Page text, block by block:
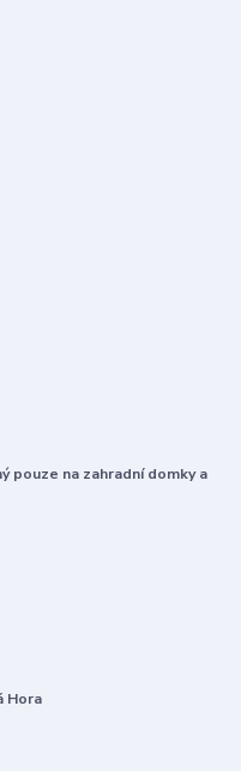
pouze na zahradní domky a
Hora